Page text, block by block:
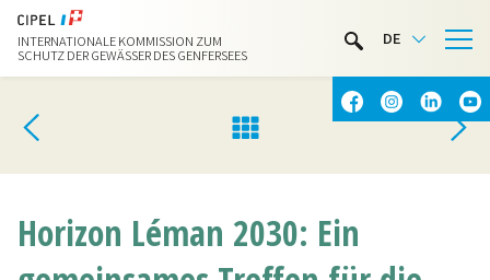
INTERNATIONALE KOMMISSION ZUM
SCHUTZ DER GEWÄSSER DES GENFERSEES
DE
LIMNOTHEK
WASSERAKTIVITÄTEN
KONTAKT & ANFAHRT
Horizon Léman 2030: Ein